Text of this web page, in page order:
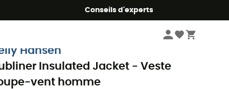
Conseils d'experts
Vestes coupe-vent homme
Hansen
Insulated Jacket - Veste
vent homme